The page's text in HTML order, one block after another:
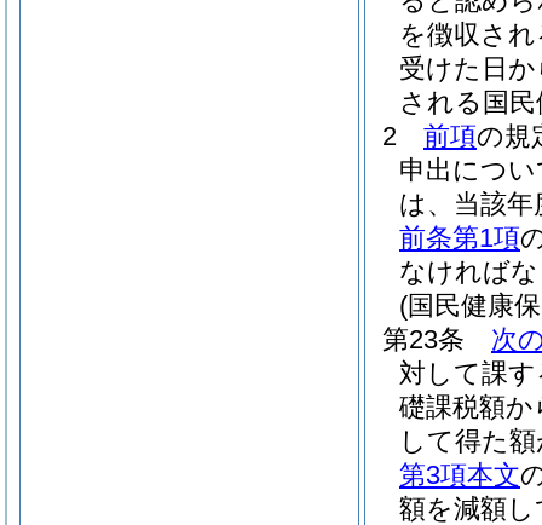
を徴収さ
受けた日
される国
2
前項の規
申出につ
は、当該
前条第1項
なければ
(国民健康
第23条
次
対して課
礎課税額
して得た
第3項本文
額を減額